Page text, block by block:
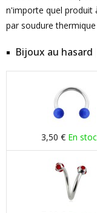
n'importe quel produit
par soudure
Bijoux au hasard
3,50 € En